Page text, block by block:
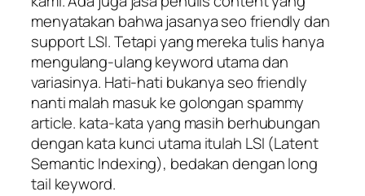
menyatakan bahwa jasanya seo friendly dan
support LSI. Tetapi yang mereka tulis hanya
mengulang-ulang keyword utama dan
variasinya. Hati-hati bukanya seo friendly
nanti malah masuk ke golongan spammy
article. kata-kata yang masih berhubungan
dengan kata kunci utama itulah LSI (Latent
Semantic Indexing), bedakan dengan long
tail keyword.